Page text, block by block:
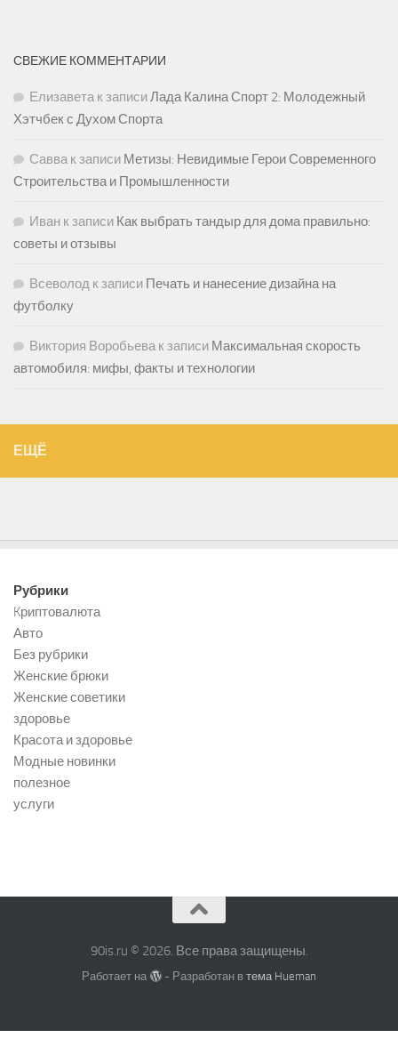
СВЕЖИЕ КОММЕНТАРИИ
Елизаветак записиЛада Калина Спорт 2: Молодежный
Хэтчбек с Духом Спорта
Саввак записи Метизы: Невидимые Герои Современного
Строительства и Промышленности
Иван к записи Как выбрать тандыр для дома правильно:
советы и отзывы
Всеволод к записи Печать и нанесение дизайна на
футболку
Виктория Воробьевак записи Максимальная скорость
автомобиля: мифы, факты и технологии
ЕЩЁ
Рубрики
Kриптовалюта
Авто
Без рубрики
Женские брюки
Женские советики
здоровье
Красота и здоровье
Модные новинки
полезное
услуги
90is.ru © 2026. Все права защищены.
Работает на - Разработан в тема Hueman